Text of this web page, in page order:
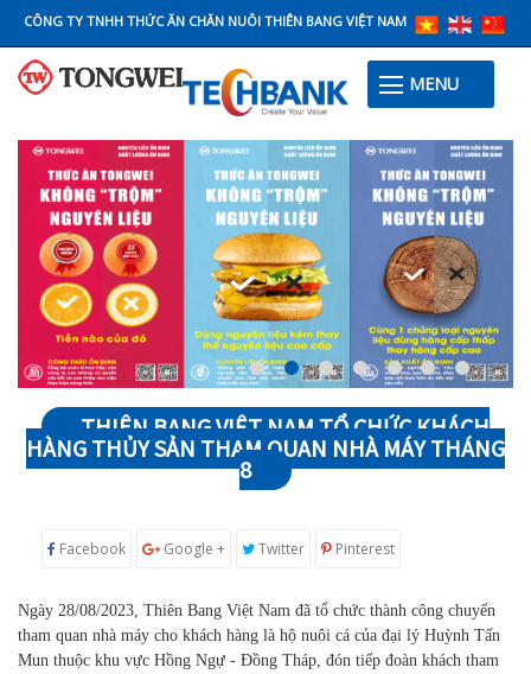
CÔNG TY TNHH THỨC ĂN CHĂN NUÔI THIÊN BANG VIỆT NAM
MENU
THIÊN BANG VIỆT NAM TỔ CHỨC KHÁCH
HÀNG THỦY SẢN THAM QUAN NHÀ MÁY THÁNG
8
Facebook Google + Twitter Pinterest
Ngày 28/08/2023, Thiên Bang Việt Nam đã tổ chức thành công chuyến
tham quan nhà máy cho khách hàng là hộ nuôi cá của đại lý Huỳnh Tấn
Mun thuộc khu vực Hồng Ngự - Đồng Tháp, đón tiếp đoàn khách tham